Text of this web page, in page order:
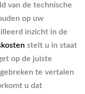
van de technische
op uw
inzicht in de
stelt u in staat
op de juiste
te vertalen
u dat